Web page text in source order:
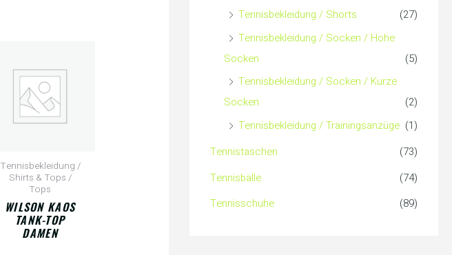
Tennisbekleidung /
Shirts & Tops /
Tops
WILSON KAOS
TANK-TOP
DAMEN
Tennisbekleidung / Shorts
(27)
Tennisbekleidung / Socken / Hohe
Socken
(5)
Tennisbekleidung / Socken / Kurze
Socken
(2)
Tennisbekleidung / Trainingsanzüge (1)
Tennistaschen
(73)
Tennisbälle
(74)
Tennisschuhe
(89)